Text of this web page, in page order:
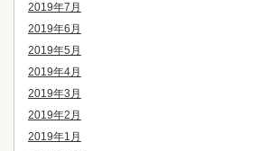
2019年7月
2019年6月
2019年5月
2019年4月
2019年3月
2019年2月
2019年1月